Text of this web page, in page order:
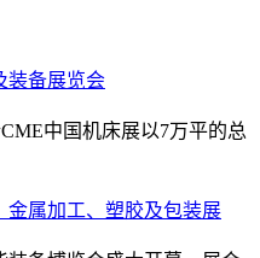
装备展览会
中国机床展以7万平的总
金属加工、塑胶及包装展